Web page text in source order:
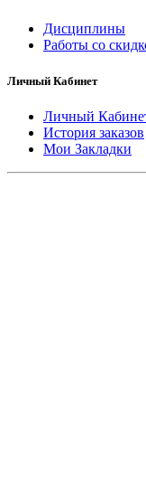
Дисциплины
Работы со
Личный Кабинет
Личный
История заказов
Мои Закладки